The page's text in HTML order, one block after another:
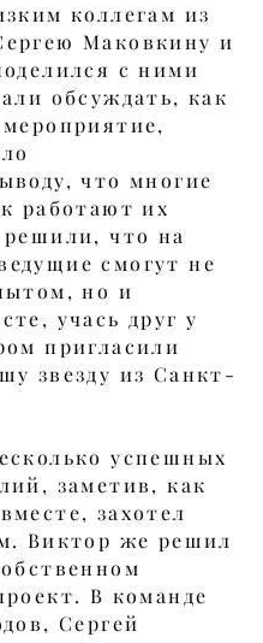
коллегам из
Маковкину и
с ними
обсуждать, как
что многие
работают их
что на
смогут не
но и
учась друг у
пригласили
звезду из Санкт-
успешных
заметив, как
захотел
Виктор же решил
В команде
Сергей